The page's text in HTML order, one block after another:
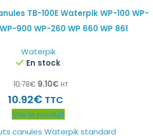
TB-100E Waterpik WP-100 WP-
900 WP-260 WP 660 WP 861
Waterpik
En stock
10.78€ 9.10€ HT
10.92€ TTC
Voir le produit